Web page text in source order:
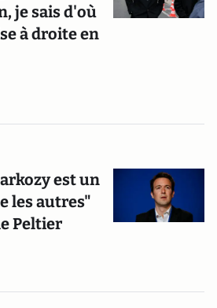
je sais d'où
à droite en
est un
les autres"
Peltier